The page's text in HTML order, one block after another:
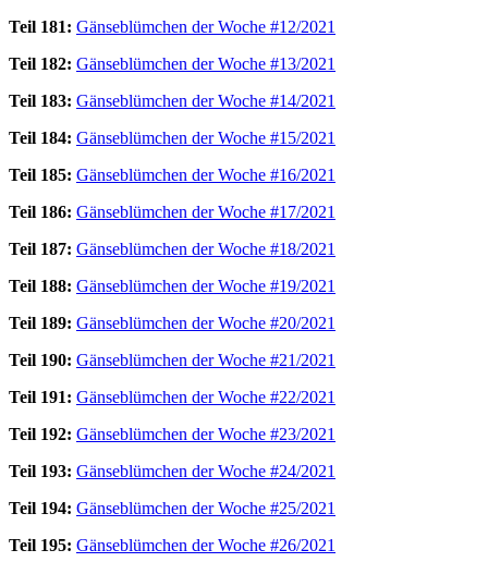
Teil 181: Gänseblümchen der Woche #12/2021
Teil 182: Gänseblümchen der Woche #13/2021
Teil 183: Gänseblümchen der Woche #14/2021
Teil 184: Gänseblümchen der Woche #15/2021
Teil 185: Gänseblümchen der Woche #16/2021
Teil 186: Gänseblümchen der Woche #17/2021
Teil 187: Gänseblümchen der Woche #18/2021
Teil 188: Gänseblümchen der Woche #19/2021
Teil 189: Gänseblümchen der Woche #20/2021
Teil 190: Gänseblümchen der Woche #21/2021
Teil 191: Gänseblümchen der Woche #22/2021
Teil 192: Gänseblümchen der Woche #23/2021
Teil 193: Gänseblümchen der Woche #24/2021
Teil 194: Gänseblümchen der Woche #25/2021
Teil 195: Gänseblümchen der Woche #26/2021